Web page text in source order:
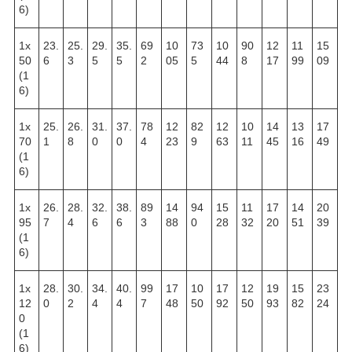
6)
1х
50
(1
6)
23.
6
25.
3
29.
5
35.
5
69
2
10
05
73
5
10
44
90
8
12
17
11
99
15
09
1х
70
(1
6)
25.
1
26.
8
31.
0
37.
0
78
4
12
23
82
9
12
63
10
11
14
45
13
16
17
49
1х
95
(1
6)
26.
7
28.
4
32.
6
38.
6
89
3
14
88
94
0
15
28
11
32
17
20
14
51
20
39
1х
12
0
(1
6)
28.
0
30.
2
34.
4
40.
4
99
7
17
48
10
50
17
92
12
50
19
93
15
82
23
24